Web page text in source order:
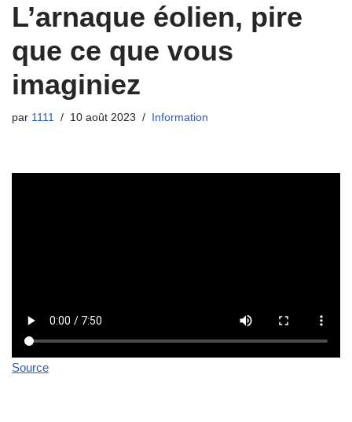
L’arnaque éolien, pire
que ce que vous
imaginiez
par 1111 10 août 2023 Information
Source